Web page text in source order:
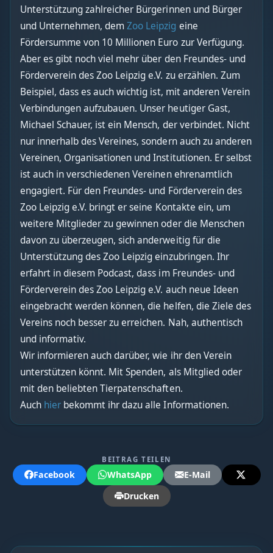
Unterstützung zahlreicher Bürgerinnen und Bürger
und Unternehmen, demZoo Leipzig eine
Fördersumme von 10 Millionen Euro zur Verfügung.
Aber es gibt noch viel mehr über den Freundes- und
Förderverein des Zoo Leipzig e.V. zu erzählen. Zum
Beispiel, dass es auch wichtig ist, mit anderen Verein
Verbindungen aufzubauen. Unser heutiger Gast,
Michael Schauer, ist ein Mensch, der verbindet. Nicht
nur innerhalb des Vereines, sondern auch zu anderen
Vereinen, Organisationen und Institutionen. Er selbst
ist auch in verschiedenen Vereinen ehrenamtlich
engagiert. Für den Freundes- und Förderverein des
Zoo Leipzig e.V. bringt er seine Kontakte ein, um
weitere Mitglieder zu gewinnen oder die Menschen
davon zu überzeugen, sich anderweitig für die
Unterstützung des Zoo Leipzig einzubringen. Ihr
erfahrt in diesem Podcast, dass im Freundes- und
Förderverein des Zoo Leipzig e.V. auch neue Ideen
eingebracht werden können, die helfen, die Ziele des
Vereins noch besser zu erreichen. Nah, authentisch
und informativ.
Wir informieren auch darüber, wie ihr den Verein
unterstützen könnt. Mit Spenden, als Mitglied oder
mit den beliebten Tierpatenschaften.
Auch hier bekommt ihr dazu alle Informationen.
BEITRAG TEILEN
Facebook WhatsApp
E-Mail
Drucken